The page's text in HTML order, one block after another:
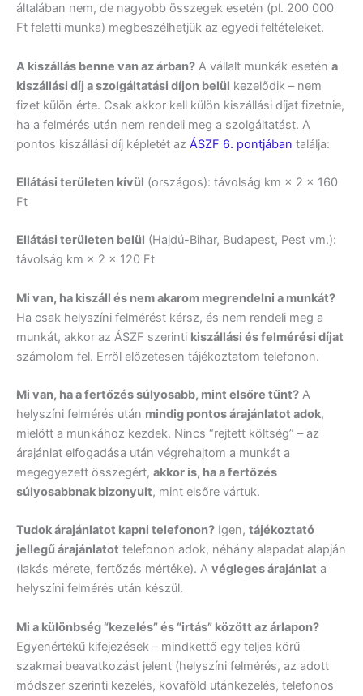
általában nem, de nagyobb összegek esetén (pl. 200 000
Ft feletti munka) megbeszélhetjük az egyedi feltételeket.
A kiszállás benne van az árban? A vállalt munkák esetén a
kiszállási díj a szolgáltatási díjon belül kezelődik – nem
fizet külön érte. Csak akkor kell külön kiszállási díjat fizetnie,
ha a felmérés után nem rendeli meg a szolgáltatást. A
pontos kiszállási díj képletét az ÁSZF 6. pontjában találja:
Ellátási területen kívül (országos): távolság km × 2 × 160
Ft
Ellátási területen belül (Hajdú-Bihar, Budapest, Pest vm.):
távolság km × 2 × 120 Ft
Mi van, ha kiszáll és nem akarom megrendelni a munkát?
Ha csak helyszíni felmérést kérsz, és nem rendeli meg a
munkát, akkor az ÁSZF szerinti kiszállási és felmérési díjat
számolom fel. Erről előzetesen tájékoztatom telefonon.
Mi van, ha a fertőzés súlyosabb, mint elsőre tűnt? A
helyszíni felmérés után mindig pontos árajánlatot adok,
mielőtt a munkához kezdek. Nincs “rejtett költség” – az
árajánlat elfogadása után végrehajtom a munkát a
megegyezett összegért, akkor is, ha a fertőzés
súlyosabbnak bizonyult, mint elsőre vártuk.
Tudok árajánlatot kapni telefonon? Igen, tájékoztató
jellegű árajánlatot telefonon adok, néhány alapadat alapján
(lakás mérete, fertőzés mértéke). A végleges árajánlat a
helyszíni felmérés után készül.
Mi a különbség “kezelés” és “irtás” között az árlapon?
Egyenértékű kifejezések – mindkettő egy teljes körű
szakmai beavatkozást jelent (helyszíni felmérés, az adott
módszer szerinti kezelés, kovaföld utánkezelés, telefonos